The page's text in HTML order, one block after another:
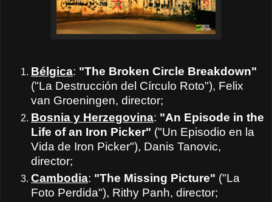
Bélgica: "The Broken Circle Breakdown"
("La Destrucción del Círculo Roto"), Felix
van Groeningen, director;
Bosnia y Herzegovina: "An Episode in the
Life of an Iron Picker" ("Un Episodio en la
Vida de Iron Picker"), Danis Tanovic,
director;
Cambodia: "The Missing Picture" ("La
Foto Perdida"), Rithy Panh, director;